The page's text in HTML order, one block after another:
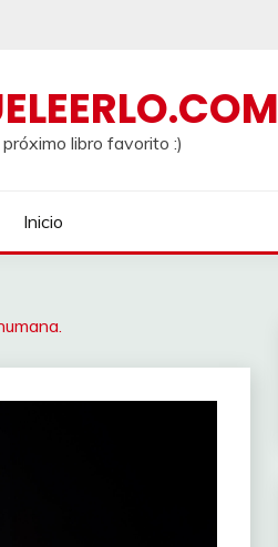
libro favorito :)
Inicio